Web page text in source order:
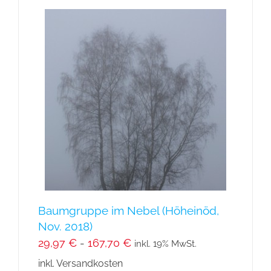
Baumgruppe im Nebel (Höheinöd,
Nov. 2018)
29,97 € - 167,70 € inkl. 19% MwSt.
inkl. Versandkosten